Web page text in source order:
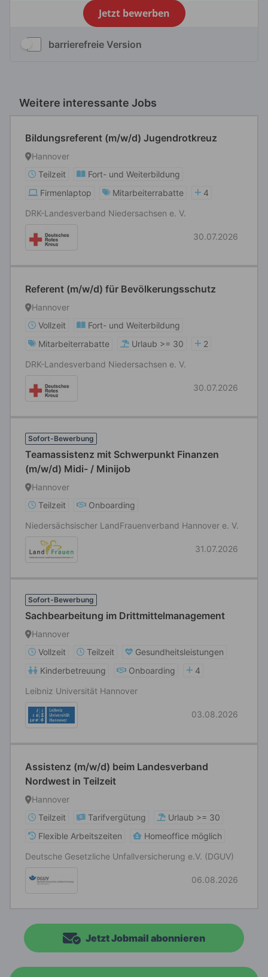
barrierefreie Version
Weitere interessante Jobs
Bildungsreferent (m/w/d) Jugendrotkreuz
Hannover
Teilzeit
Fort- und Weiterbildung
Firmenlaptop
Mitarbeiterrabatte
4
DRK-Landesverband Niedersachsen e. V.
30.07.2026
Referent (m/w/d) für Bevölkerungsschutz
Hannover
Vollzeit
Fort- und Weiterbildung
Mitarbeiterrabatte
Urlaub >= 30
2
DRK-Landesverband Niedersachsen e. V.
30.07.2026
Sofort-Bewerbung
Teamassistenz mit Schwerpunkt Finanzen
(m/w/d) Midi- / Minijob
Hannover
Teilzeit
Onboarding
Niedersächsischer LandFrauenverband Hannover e. V.
31.07.2026
Sofort-Bewerbung
Sachbearbeitung im Drittmittelmanagement
Hannover
Vollzeit
Teilzeit
Gesundheitsleistungen
Kinderbetreuung
Onboarding
4
Leibniz Universität Hannover
03.08.2026
Assistenz (m/w/d) beim Landesverband
Nordwest in Teilzeit
Hannover
Teilzeit
Tarifvergütung
Urlaub >= 30
Flexible Arbeitszeiten
Homeoffice möglich
Deutsche Gesetzliche Unfallversicherung e.V. (DGUV)
06.08.2026
Jetzt Jobmail abonnieren